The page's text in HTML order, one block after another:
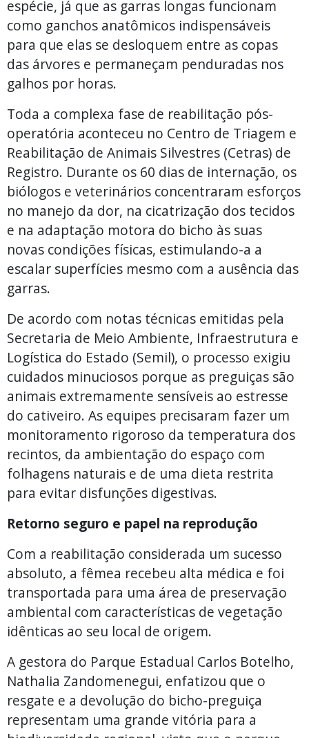
espécie, já que as garras longas funcionam
como ganchos anatômicos indispensáveis
para que elas se desloquem entre as copas
das árvores e permaneçam penduradas nos
galhos por horas.
Toda a complexa fase de reabilitação pós-
operatória aconteceu no Centro de Triagem e
Reabilitação de Animais Silvestres (Cetras) de
Registro. Durante os 60 dias de internação, os
biólogos e veterinários concentraram esforços
no manejo da dor, na cicatrização dos tecidos
e na adaptação motora do bicho às suas
novas condições físicas, estimulando-a a
escalar superfícies mesmo com a ausência das
garras.
De acordo com notas técnicas emitidas pela
Secretaria de Meio Ambiente, Infraestrutura e
Logística do Estado (Semil), o processo exigiu
cuidados minuciosos porque as preguiças são
animais extremamente sensíveis ao estresse
do cativeiro. As equipes precisaram fazer um
monitoramento rigoroso da temperatura dos
recintos, da ambientação do espaço com
folhagens naturais e de uma dieta restrita
para evitar disfunções digestivas.
Retorno seguro e papel na reprodução
Com a reabilitação considerada um sucesso
absoluto, a fêmea recebeu alta médica e foi
transportada para uma área de preservação
ambiental com características de vegetação
idênticas ao seu local de origem.
A gestora do Parque Estadual Carlos Botelho,
Nathalia Zandomenegui, enfatizou que o
resgate e a devolução do bicho-preguiça
representam uma grande vitória para a